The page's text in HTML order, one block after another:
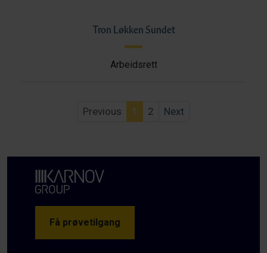
Tron Løkken Sundet
Arbeidsrett
Previous 1 2 Next
Få prøvetilgang